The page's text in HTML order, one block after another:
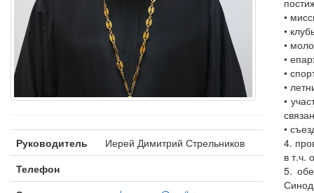
Руководитель
Иерей Димитрий Стрельников
Телефон
•
•
•
•
•
•
•
•
4.
в т.ч.
5.